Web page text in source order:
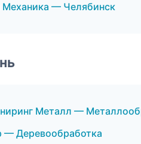
Механика — Челябинск
Металл —
— Деревообработка